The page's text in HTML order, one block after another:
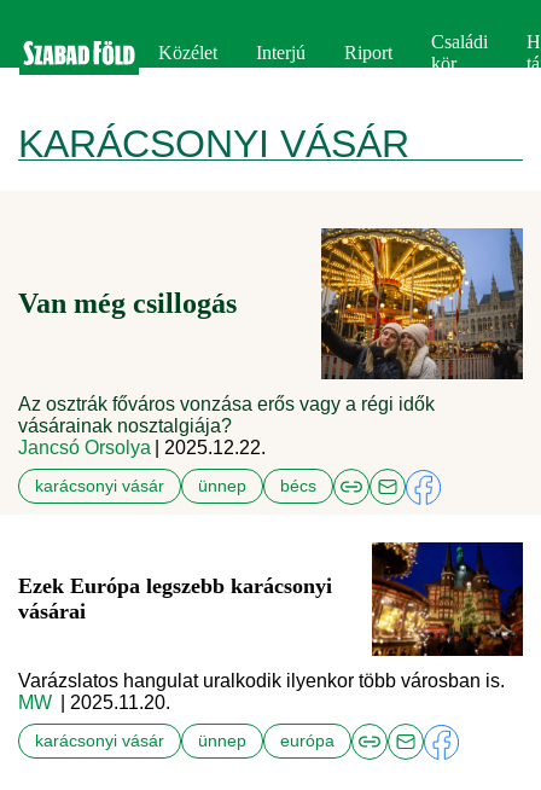
Közélet Interjú Riport
Családi
kör
KARÁCSONYI VÁSÁR
Van még csillogás
Az osztrák főváros vonzása erős vagy a régi idők
vásárainak nosztalgiája?
Jancsó Orsolya
| 2025.12.22.
karácsonyi vásár ünnep bécs
Ezek Európa legszebb karácsonyi
vásárai
Varázslatos hangulat uralkodik ilyenkor több városban is.
MW
| 2025.11.20.
karácsonyi vásár ünnep európa